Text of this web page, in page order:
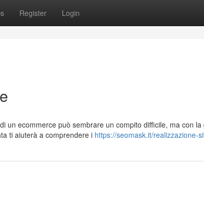
Register Login
un ecommerce può sembrare un compito difficile, ma con
ti aiuterà a comprendere i https://seomask.it/realizzazione-